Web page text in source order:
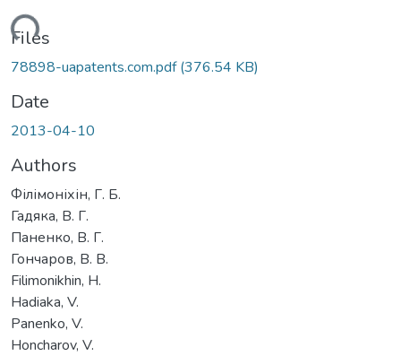
Files
78898-uapatents.com.pdf(376.54 KB)
Date
2013-04-10
Authors
Філімоніхін, Г. Б.
Гадяка, В. Г.
Паненко, В. Г.
Гончаров, В. В.
Filimonikhin, H.
Hadiaka, V.
Panenko, V.
Honcharov, V.